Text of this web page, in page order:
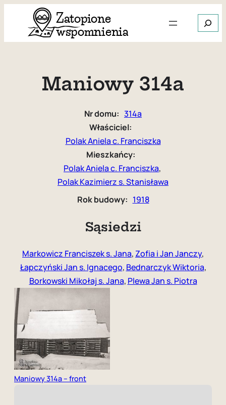
Szukaj
Maniowy 314a
Nr domu: 314a
Właściciel:
Polak Aniela c. Franciszka
Mieszkańcy:
Polak Aniela c. Franciszka,
Polak Kazimierz s. Stanisława
Rok budowy: 1918
Sąsiedzi
Markowicz Franciszek s. Jana, Zofia i Jan Janczy,
Łapczyński Jan s. Ignacego, Bednarczyk Wiktoria,
Borkowski Mikołaj s. Jana, Plewa Jan s. Piotra
Maniowy 314a – front